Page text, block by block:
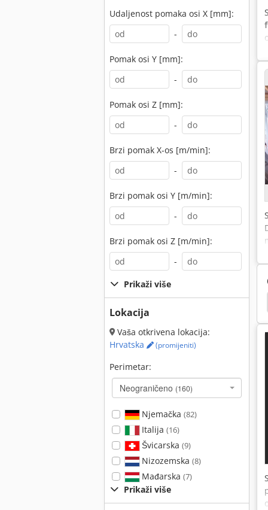
Udaljenost pomaka osi X [mm]:
-
Pomak osi Y [mm]:
-
Pomak osi Z [mm]:
-
Brzi pomak X-os [m/min]:
-
Brzi pomak osi Y [m/min]:
-
Brzi pomak osi Z [m/min]:
-
Prikaži više
Lokacija
Vaša otkrivena lokacija:
Hrvatska
(promijeniti)
Perimetar:
Neograničeno (160)
Njemačka (82)
Italija (16)
Švicarska (9)
Nizozemska (8)
Mađarska (7)
Prikaži više
Seiki Stama Mori